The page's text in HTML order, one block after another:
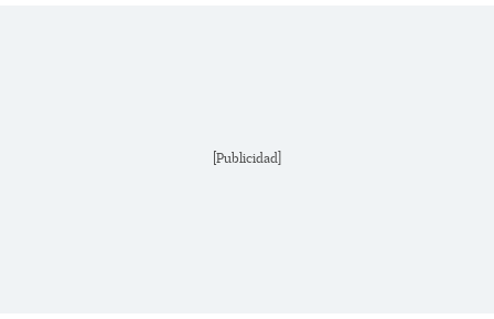
[Publicidad]